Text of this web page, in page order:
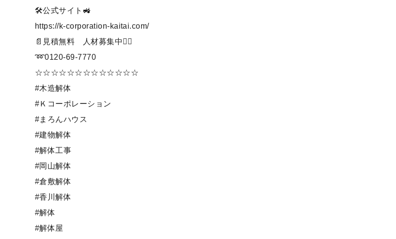
🛠公式サイト🚜
https://k-corporation-kaitai.com/
📄見積無料 人材募集中💁‍♀️
➿0120-69-7770
☆☆☆☆☆☆☆☆☆☆☆☆☆
#木造解体
#Ｋコーポレーション
#まろんハウス
#建物解体
#解体工事
#岡山解体
#倉敷解体
#香川解体
#解体
#解体屋